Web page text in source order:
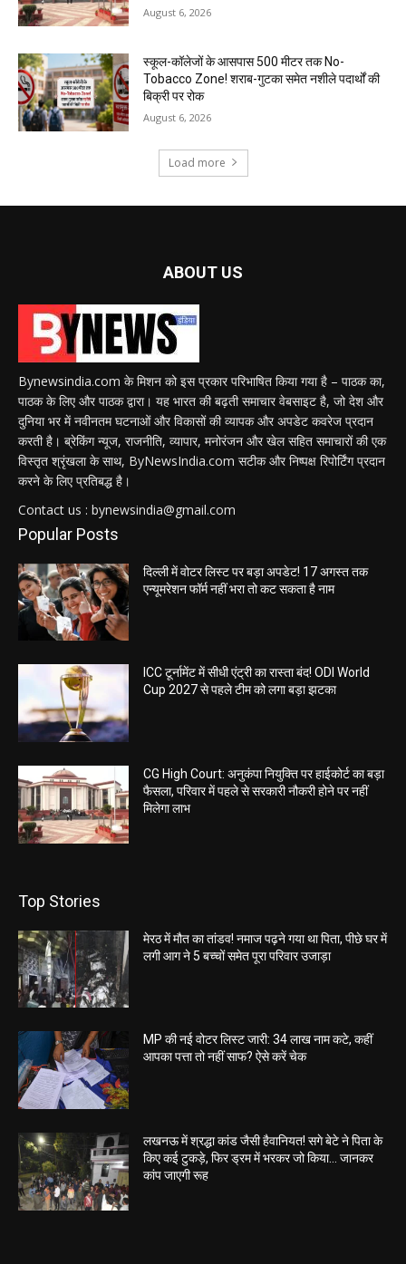
August 6, 2026
स्कूल-कॉलेजों के आसपास 500 मीटर तक No-
Tobacco Zone! शराब-गुटका समेत नशीले पदार्थों की
बिक्री पर रोक
August 6, 2026
Load more
ABOUT US
Bynewsindia.com के मिशन को इस प्रकार परिभाषित किया गया है – पाठक का,
पाठक के लिए और पाठक द्वारा। यह भारत की बढ़ती समाचार वेबसाइट है, जो देश और
दुनिया भर में नवीनतम घटनाओं और विकासों की व्यापक और अपडेट कवरेज प्रदान
करती है। ब्रेकिंग न्यूज, राजनीति, व्यापार, मनोरंजन और खेल सहित समाचारों की एक
विस्तृत श्रृंखला के साथ, ByNewsIndia.com सटीक और निष्पक्ष रिपोर्टिंग प्रदान
करने के लिए प्रतिबद्ध है।
Contact us : bynewsindia@gmail.com
Popular Posts
दिल्ली में वोटर लिस्ट पर बड़ा अपडेट! 17 अगस्त तक
एन्यूमरेशन फॉर्म नहीं भरा तो कट सकता है नाम
ICC टूर्नामेंट में सीधी एंट्री का रास्ता बंद! ODI World
Cup 2027 से पहले टीम को लगा बड़ा झटका
CG High Court: अनुकंपा नियुक्ति पर हाईकोर्ट का बड़ा
फैसला, परिवार में पहले से सरकारी नौकरी होने पर नहीं
मिलेगा लाभ
Top Stories
मेरठ में मौत का तांडव! नमाज पढ़ने गया था पिता, पीछे घर में
लगी आग ने 5 बच्चों समेत पूरा परिवार उजाड़ा
MP की नई वोटर लिस्ट जारी: 34 लाख नाम कटे, कहीं
आपका पत्ता तो नहीं साफ? ऐसे करें चेक
लखनऊ में श्रद्धा कांड जैसी हैवानियत! सगे बेटे ने पिता के
किए कई टुकड़े, फिर ड्रम में भरकर जो किया… जानकर
कांप जाएगी रूह